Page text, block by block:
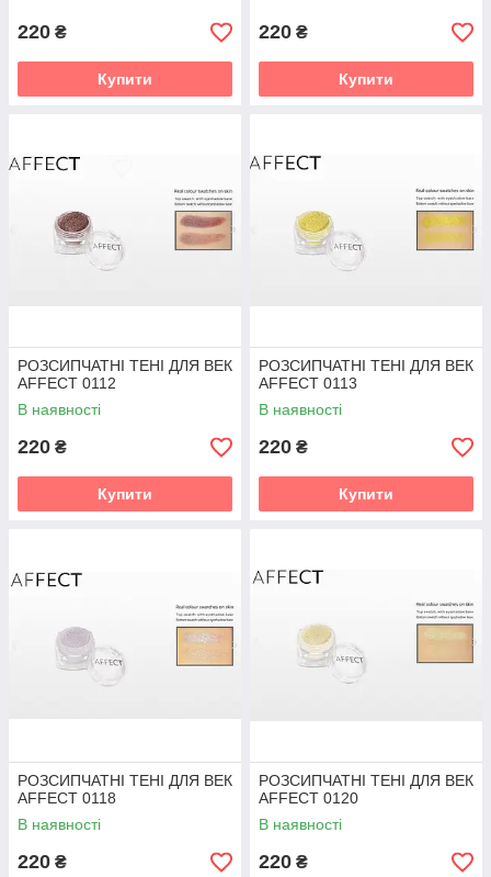
220 ₴
Купити
220 ₴
Купити
РОЗСИПЧАТНІ ТЕНІ ДЛЯ ВЕК
AFFECT 0112
В наявності
220 ₴
Купити
РОЗСИПЧАТНІ ТЕНІ ДЛЯ ВЕК
AFFECT 0113
В наявності
220 ₴
Купити
РОЗСИПЧАТНІ ТЕНІ ДЛЯ ВЕК
AFFECT 0118
В наявності
220 ₴
РОЗСИПЧАТНІ ТЕНІ ДЛЯ ВЕК
AFFECT 0120
В наявності
220 ₴